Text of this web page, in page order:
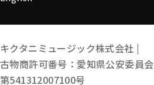
キクタニミュージック株式会社 |
古物商許可番号：愛知県公安委員会
第541312007100号